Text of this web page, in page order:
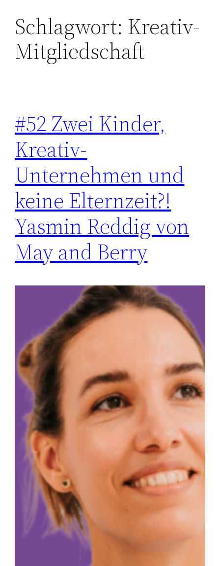
Zum
Inhalt
springen
Schlagwort: Kreativ-
Mitgliedschaft
#52 Zwei Kinder,
Kreativ-
Unternehmen und
keine Elternzeit?!
Yasmin Reddig von
May and Berry